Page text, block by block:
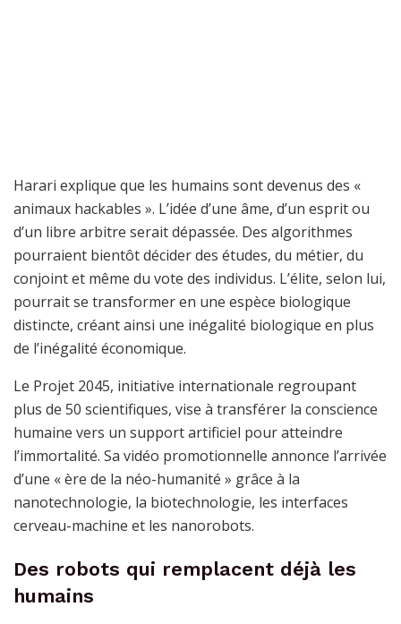
Harari explique que les humains sont devenus des «
animaux hackables ». L’idée d’une âme, d’un esprit ou
d’un libre arbitre serait dépassée. Des algorithmes
pourraient bientôt décider des études, du métier, du
conjoint et même du vote des individus. L’élite, selon lui,
pourrait se transformer en une espèce biologique
distincte, créant ainsi une inégalité biologique en plus
de l’inégalité économique.
Le Projet 2045, initiative internationale regroupant
plus de 50 scientifiques, vise à transférer la conscience
humaine vers un support artificiel pour atteindre
l’immortalité. Sa vidéo promotionnelle annonce l’arrivée
d’une « ère de la néo-humanité » grâce à la
nanotechnologie, la biotechnologie, les interfaces
cerveau-machine et les nanorobots.
Des robots qui remplacent déjà les
humains